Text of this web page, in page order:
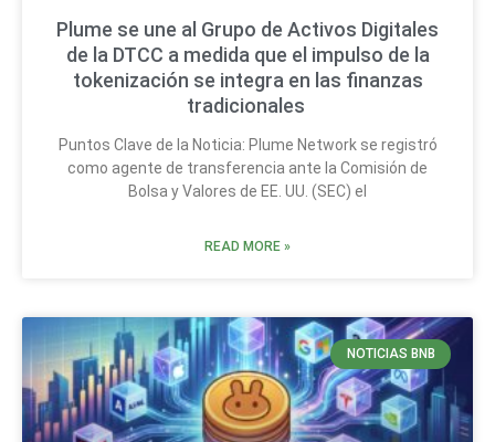
Plume se une al Grupo de Activos Digitales
de la DTCC a medida que el impulso de la
tokenización se integra en las finanzas
tradicionales
Puntos Clave de la Noticia: Plume Network se registró
como agente de transferencia ante la Comisión de
Bolsa y Valores de EE. UU. (SEC) el
READ MORE »
NOTICIAS BNB